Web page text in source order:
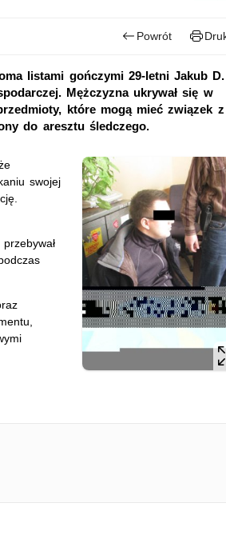
Powrót
listami gończymi 29-letni Jakub D.
Mężczyzna ukrywał się w
które mogą mieć związek z
do aresztu śledczego.
swojej